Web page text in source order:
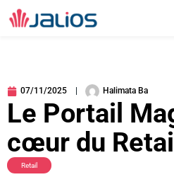
Aller
au
07/11/2025 Halimata Ba
Le Portail
cœur du Retail
Retail